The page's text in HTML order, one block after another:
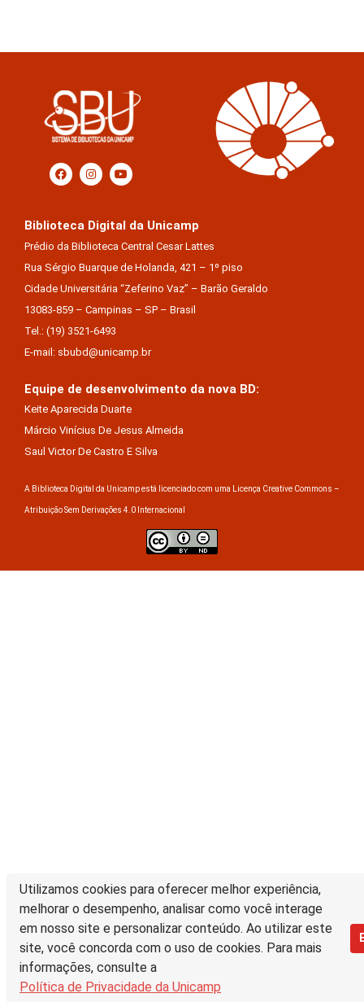
Utilizamos cookies para oferecer melhor experiência,
melhorar o desempenho, analisar como você interage
em nosso site e personalizar conteúdo. Ao utilizar este
site, você concorda com o uso de cookies. Para mais
informações, consulte a
Política de Privacidade da Unicamp
Biblioteca Digital da Unicamp
Prédio da Biblioteca Central Cesar Lattes
Rua Sérgio Buarque de Holanda, 421 – 1º piso
Cidade Universitária “Zeferino Vaz” – Barão Geraldo
13083-859 – Campinas – SP – Brasil
Tel.: (19) 3521-6493
E-mail: sbubd@unicamp.br
Equipe de desenvolvimento da nova BD:
Keite Aparecida Duarte
Márcio Vinícius De Jesus Almeida
Saul Victor De Castro E Silva
A Biblioteca Digital da Unicamp está licenciado com uma Licença Creative Commons –
Atribuição Sem Derivações 4.0 Internacional